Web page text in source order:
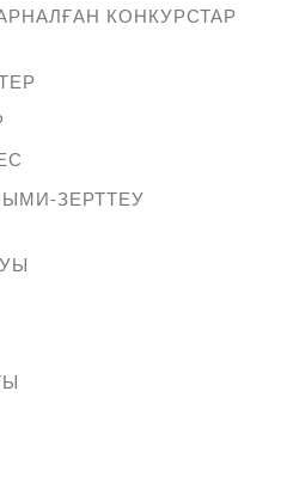
КОНКУРСТАР
ЗЕРТТЕУ